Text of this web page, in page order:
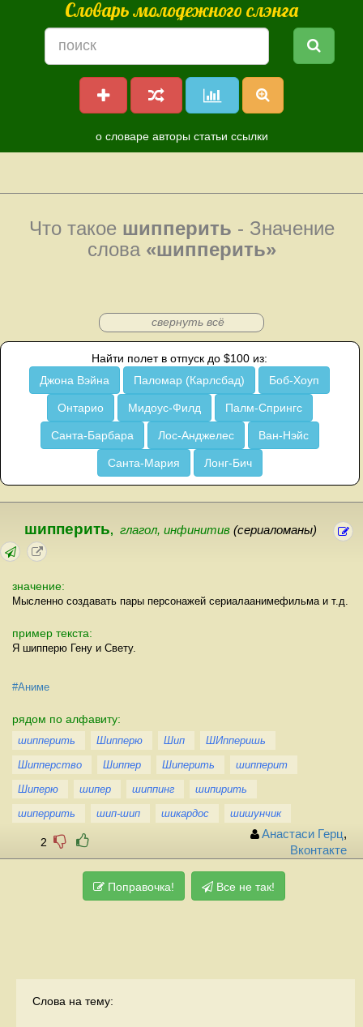
Словарь молодежного слэнга
о словаре авторы статьи ссылки
Что такое шипперить - Значение
слова «шипперить»
свернуть всё
Найти полет в отпуск до $100 из:
Джона Вэйна
Паломар (Карлсбад) Боб-Хоуп
Онтарио Мидоус-Филд Палм-Спрингс
Санта-Барбара Лос-Анджелес Ван-Нэйс
Санта-Мария Лонг-Бич
шипперить, глагол, инфинитив (сериаломаны)
значение:
Мысленно создавать пары персонажей сериалаанимефильма и т.д.
пример текста:
Я шипперю Гену и Свету.
#Аниме
рядом по алфавиту:
шипперить Шипперю Шип
ШИпперишь
Шипперство
Шиппер Шиперить
шипперит
Шиперю
шипер шиппинг
шипирить
шиперрить
шип-шип шикардос шишунчик
2
Анастаси Герц,
Вконтакте
Поправочка! Все не так!
Слова на тему: